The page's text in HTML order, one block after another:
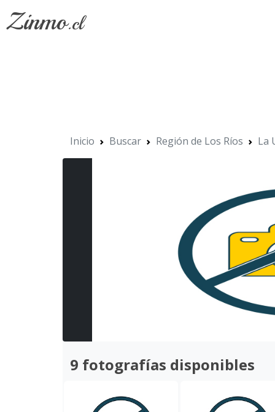
Zinmo.cl
Inicio Buscar Región de Los Ríos La
9 fotografías disponibles